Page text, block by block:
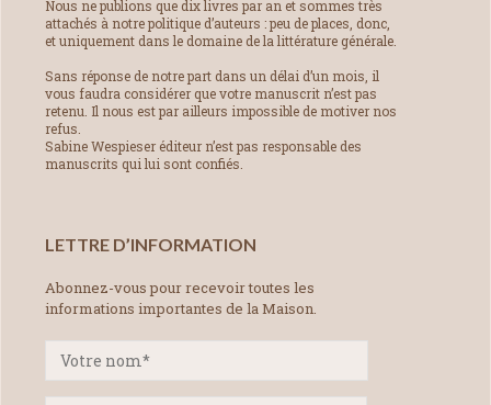
Nous ne publions que dix livres par an et sommes très
attachés à notre politique d’auteurs : peu de places, donc,
et uniquement dans le domaine de la littérature générale.
Sans réponse de notre part dans un délai d’un mois, il
vous faudra considérer que votre manuscrit n’est pas
retenu. Il nous est par ailleurs impossible de motiver nos
refus.
Sabine Wespieser éditeur n’est pas responsable des
manuscrits qui lui sont confiés.
LETTRE D’INFORMATION
Abonnez-vous pour recevoir toutes les
informations importantes de la Maison.